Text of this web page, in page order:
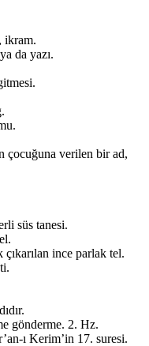
ikram.
da yazı.
çocuğuna verilen bir ad,
süs tanesi.
ince parlak tel.
gönderme. 2. Hz.
ı Kerim’in 17. suresi.